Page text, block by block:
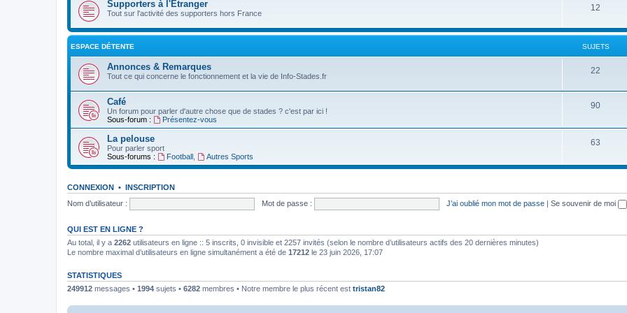
Supporters à l'Etranger
Tout sur l'activité des supporters hors France
12
ESPACE DÉTENTE SUJETS
Annonces & Remarques
Tout ce qui concerne le fonctionnement et la vie de Info-Stades.fr
22
Café
Un forum pour parler d'autre chose que de stades ? c'est par ici !
Sous-forum :
Présentez-vous
90
La pelouse
Pour parler sport
Sous-forums :
Football, Autres Sports
63
CONNEXION • INSCRIPTION
Nom d’utilisateur :
Mot de passe : J’ai oublié mon mot de passe | Se souvenir de moi
QUI EST EN LIGNE ?
Au total, il y a 2262 utilisateurs en ligne :: 5 inscrits, 0 invisible et 2257 invités (selon le nombre d’utilisateurs actifs des 20 dernières minutes)
Le nombre maximal d’utilisateurs en ligne simultanément a été de 17212 le 23 juin 2026, 17:07
STATISTIQUES
249912 messages • 1994 sujets • 6282 membres • Notre membre le plus récent est tristan82